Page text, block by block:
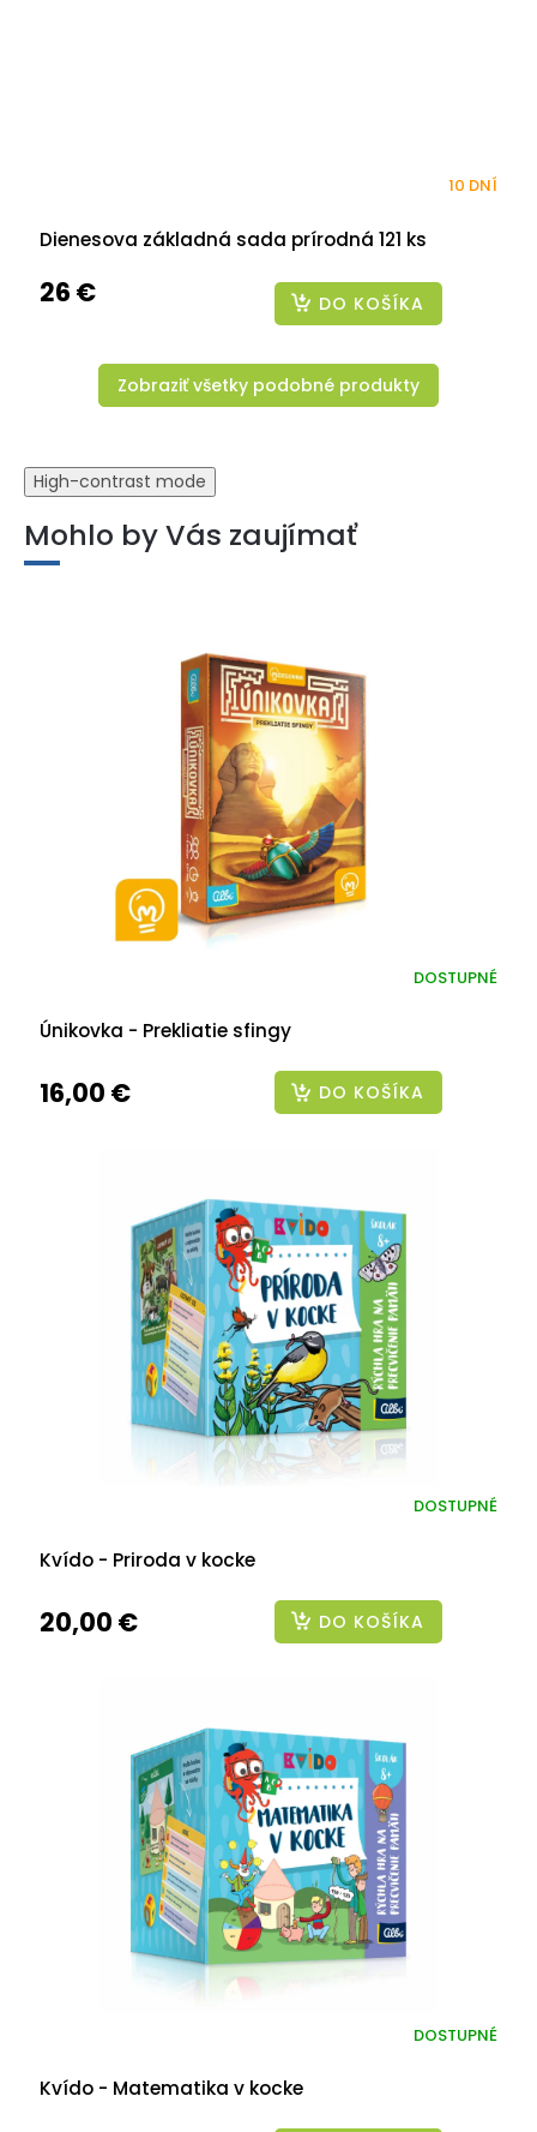
Dienesova základná sada prírodná 121 ks
10 DNÍ
26 € DO KOŠÍKA
Zobraziť všetky podobné produkty
High-contrast mode
Mohlo by Vás zaujímať
Únikovka - Prekliatie sfingy
DOSTUPNÉ
16,00 € DO KOŠÍKA
Kvído - Priroda v kocke
DOSTUPNÉ
20,00 € DO KOŠÍKA
Kvído - Matematika v kocke
DOSTUPNÉ